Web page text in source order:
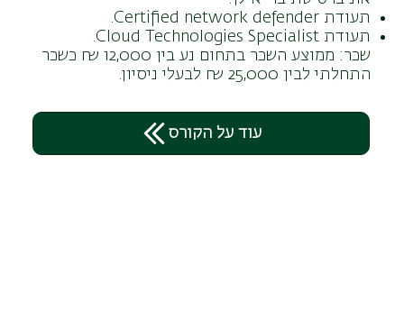
עוד על הקורס
תעודת Certified network defender.
תעודת Cloud Technologies Specialist.
שכר: ממוצע השכר בתחום נע בין 12,000 ₪ כשכר
התחלתי לבין 25,000 ₪ לבעלי ניסיון.